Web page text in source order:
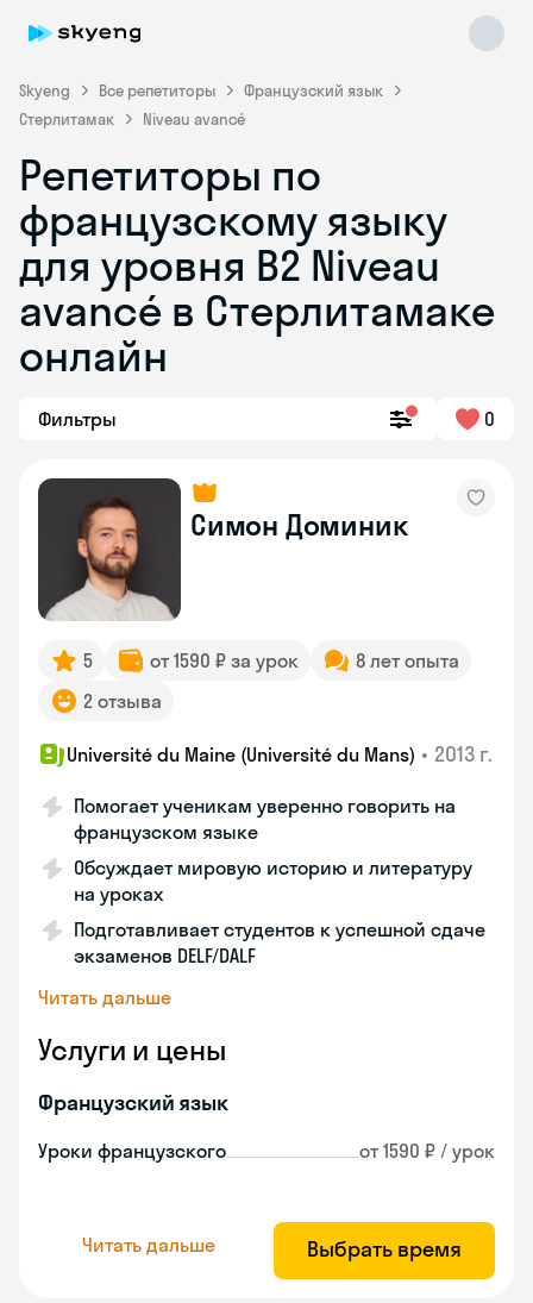
Skyeng Все репетиторы
Французский язык
Стерлитамак
Niveau avancé
Репетиторы по
французскому языку
для уровня B2 Niveau
avancé в Стерлитамаке
онлайн
Фильтры 0
Симон Доминик
5 от 1590 ₽ за урок
8 лет опыта
2 отзыва
Université du Maine (Université du Mans) • 2013 г.
Помогает ученикам уверенно говорить на
французском языке
Обсуждает мировую историю и литературу
на уроках
Подготавливает студентов к успешной сдаче
экзаменов DELF/DALF
Читать дальше
Услуги и цены
Французский язык
Уроки французского от 1590 ₽ / урок
Читать дальше Выбрать время
Skyeng Chat